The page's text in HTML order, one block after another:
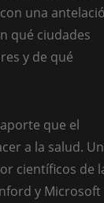
una
qué ciudades
y de qué
que el
a la salud. Un
científicos de
y Microsoft